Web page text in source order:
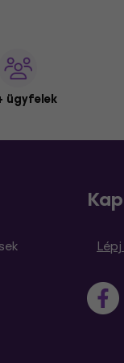
ügyfelek